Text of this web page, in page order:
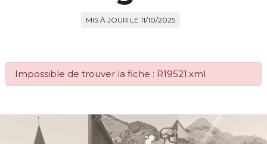
MIS À JOUR LE 11/10/2025
Impossible de trouver la fiche : R19521.xml